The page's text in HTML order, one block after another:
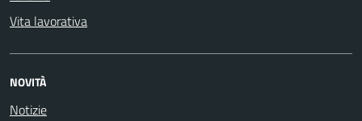
Vita lavorativa
NOVITÀ
Notizie